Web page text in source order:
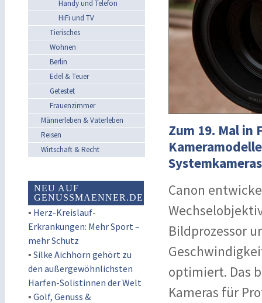
Handy und Telefon
HiFi und TV
Tierisches
Wohnen
Berlin
Edel & Teuer
Getestet
Frauenzimmer
Männerleben & Vaterleben
Reisen
Wirtschaft & Recht
NEU AUF
GENUSSMAENNER.DE
▪ Herz-Kreislauf-
Erkrankungen: Mehr Sport –
mehr Schutz
▪ Silke Aichhorn gehört zu
den außergewöhnlichsten
Harfen-Solistinnen der Welt
▪ Golf, Genuss &
Zum 19. Mal in
Canon
Bildprozessor
optimiert. Das
Kameras für